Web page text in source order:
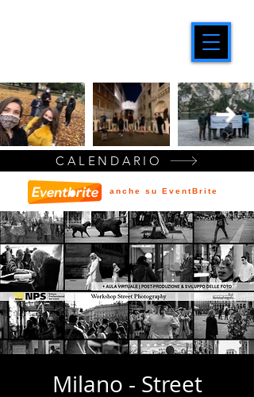
Milano - Street
CALENDARIO
anche su EventBrite